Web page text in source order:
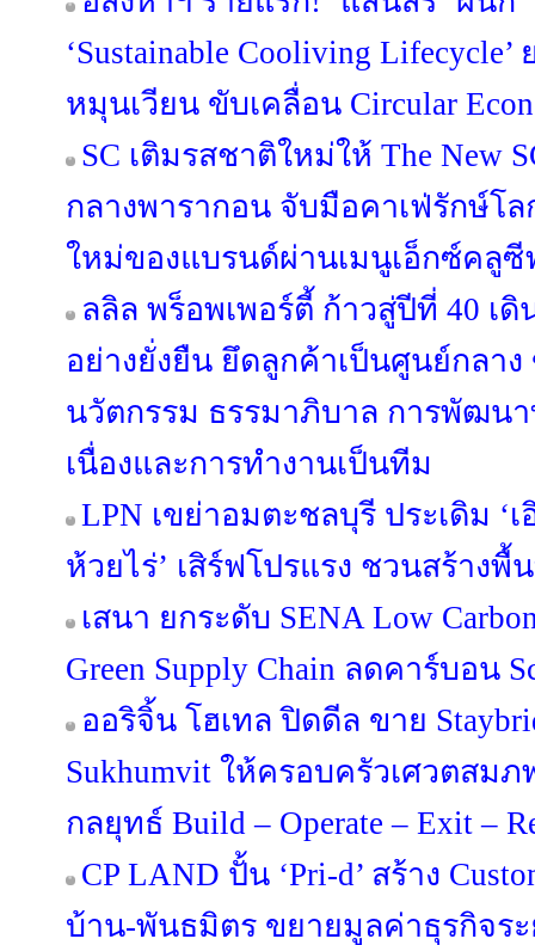
‘Sustainable Cooliving
หมุนเวียน ขับเคลื่อน Circular
SC เติมรสชาติใหม่ให้ The New
กลางพารากอน จับมือคาเฟ่รักษ์โ
ใหม่ของแบรนด์ผ่านเมนูเอ็กซ์คลูซี
ลลิล พร็อพเพอร์ตี้ ก้าวสู่ปีที่ 40 เดิ
อย่างยั่งยืน ยึดลูกค้าเป็นศูนย์กลา
นวัตกรรม ธรรมาภิบาล การพัฒน
เนื่องและการทำงานเป็นทีม
LPN เขย่าอมตะชลบุรี ประเดิม ‘เ
ห้วยไร่’ เสิร์ฟโปรแรง ชวนสร้าง
เสนา ยกระดับ SENA Low
Green Supply Chain ลดคาร์บอน
ออริจิ้น โฮเทล ปิดดีล ขาย
Sukhumvit ให้ครอบครัวเศวตสม
กลยุทธ์ Build – Operate – Exit –
CP LAND ปั้น ‘Pri-d’ สร้าง
บ้าน-พันธมิตร ขยายมูลค่าธุรกิจระ